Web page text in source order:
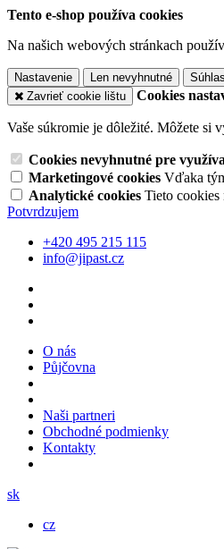
Tento e-shop používa cookies
Na našich webových stránkach
Nastavenie Len nevyhnutné
Zavrieť cookie lištu
Cookies
Vaše súkromie je dôležité. Môžete si
Cookies nevyhnutné pre
Marketingové cookies Vďaka
Analytické cookies Tieto cookies
Potvrdzujem
+420 495 215 115
info@jipast.cz
O nás
Půjčovna
Naši partneri
Obchodné podmienky
Kontakty
sk
cz